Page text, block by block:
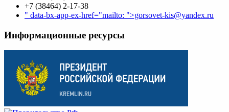
+7 (38464) 2-17-38
" data-bx-app-ex-href="mailto: ">gorsovet-kis@yandex.ru
Информационные ресурсы